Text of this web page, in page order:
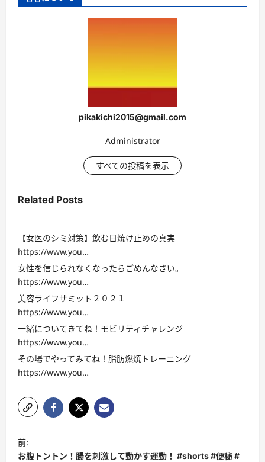
pikakichi2015@gmail.com
Administrator
すべての投稿を表示
Related Posts
【女医のシミ対策】飲む日焼け止めの真実
https://www.you…
女性を信じられなくなったらごめんなさい。
https://www.you…
美容ライフサミット２０２１
https://www.you…
一緒についてきてね！モビリティチャレンジ
https://www.you…
その場でやってみてね！脂肪燃焼トレーニング
https://www.you…
投
稿
前:
お腹トントン！腸を刺激して動かす運動！ #shorts #便秘 #